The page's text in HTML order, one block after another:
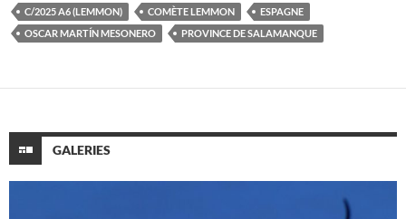
C/2025 A6 (LEMMON) COMÈTE LEMMON
ESPAGNE
OSCAR MARTÍN MESONERO
PROVINCE DE SALAMANQUE
GALERIES